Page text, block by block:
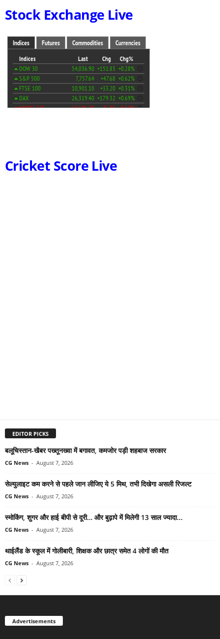
Stock Exchange Live
Cricket Score Live
EDITOR PICKS
बलूचिस्तान-खैबर पख्तूनख्वा में बगावत, कमजोर पड़ी शहबाज सरकार
CG News - August 7, 2026
सेल्युलाइट कम करने से पहले जान लीजिए ये 5 मिथ, तभी दिखेगा असली रिजल्ट
CG News - August 7, 2026
स्मोकिंग, शुगर और हाई बीपी से दूरी… और बुढ़ापे में मिलेगी 13 साल ज्यादा...
CG News - August 7, 2026
थाईलैंड के स्कूल में गोलीबारी, शिक्षक और छात्र समेत 4 लोगों की मौत
CG News - August 7, 2026
Advertisements